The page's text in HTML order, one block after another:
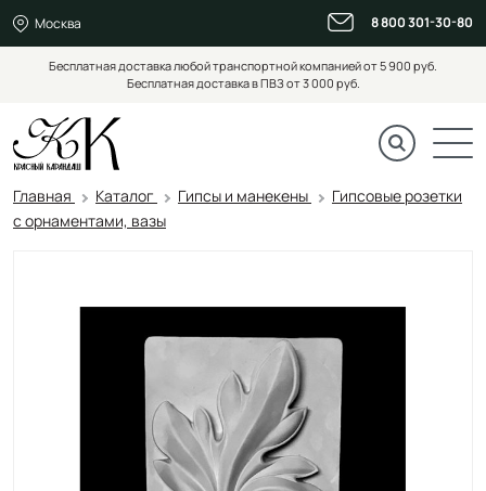
Москва 8 800 301-30-80
Бесплатная доставка любой транспортной компанией от 5 900 руб.
Бесплатная доставка в ПВЗ от 3 000 руб.
Главная Каталог Гипсы и манекены
Гипсовые розетки
с орнаментами, вазы